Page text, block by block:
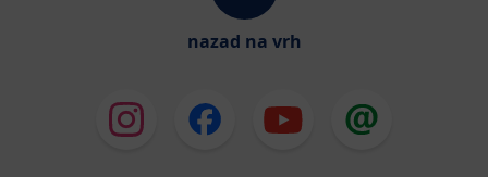
nazad na vrh